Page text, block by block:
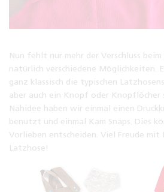
Nun fehlt nur mehr der Verschluss
natürlich verschiedene Möglichkeiten.
ganz klassisch die typischen
aber auch ein Knopf oder Knopflöcher
Nähidee haben wir einmal einen
benutzt und einmal Kam Snaps. Dies
Vorlieben entscheiden. Viel Freude mit
Latzhose!